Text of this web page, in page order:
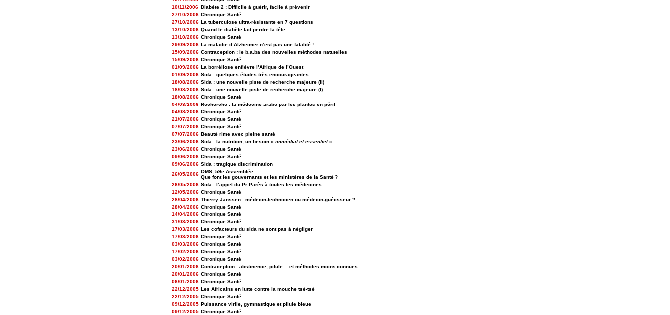
10/11/2006 Diabète 2 : Difficile à guérir, facile à prévenir
27/10/2006 Chronique Santé
27/10/2006 La tuberculose ultra-résistante en 7 questions
13/10/2006 Quand le diabète fait perdre la tête
13/10/2006 Chronique Santé
29/09/2006 La maladie d’Alzheimer n’est pas une fatalité !
15/09/2006 Contraception : le b.a.ba des nouvelles méthodes naturelles
15/09/2006 Chronique Santé
01/09/2006 La borréliose enfièvre l’Afrique de l’Ouest
01/09/2006 Sida : quelques études très encourageantes
18/08/2006 Sida : une nouvelle piste de recherche majeure (II)
18/08/2006 Sida : une nouvelle piste de recherche majeure (I)
18/08/2006 Chronique Santé
04/08/2006 Recherche : la médecine arabe par les plantes en péril
04/08/2006 Chronique Santé
21/07/2006 Chronique Santé
07/07/2006 Chronique Santé
07/07/2006 Beauté rime avec pleine santé
23/06/2006 Sida : la nutrition, un besoin « immédiat et essentiel »
23/06/2006 Chronique Santé
09/06/2006 Chronique Santé
09/06/2006 Sida : tragique discrimination
26/05/2006 OMS, 59e Assemblée :
Que font les gouvernants et les ministères de la Santé ?
26/05/2006 Sida : l’appel du Pr Parès à toutes les médecines
12/05/2006 Chronique Santé
28/04/2006 Thierry Janssen : médecin-technicien ou médecin-guérisseur ?
28/04/2006 Chronique Santé
14/04/2006 Chronique Santé
31/03/2006 Chronique Santé
17/03/2006 Les cofacteurs du sida ne sont pas à négliger
17/03/2006 Chronique Santé
03/03/2006 Chronique Santé
17/02/2006 Chronique Santé
03/02/2006 Chronique Santé
20/01/2006 Contraception : abstinence, pilule… et méthodes moins connues
20/01/2006 Chronique Santé
06/01/2006 Chronique Santé
22/12/2005 Les Africains en lutte contre la mouche tsé-tsé
22/12/2005 Chronique Santé
09/12/2005 Puissance virile, gymnastique et pilule bleue
09/12/2005 Chronique Santé